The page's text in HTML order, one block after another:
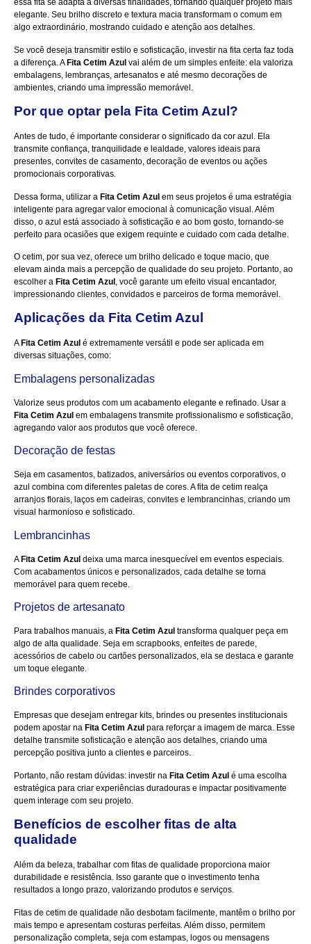
essa fita se adapta a diversas finalidades, tornando qualquer projeto mais
elegante. Seu brilho discreto e textura macia transformam o comum em
algo extraordinário, mostrando cuidado e atenção aos detalhes.
Se você deseja transmitir estilo e sofisticação, investir na fita certa faz toda
a diferença. AFita Cetim Azul vai além de um simples enfeite: ela valoriza
embalagens, lembranças, artesanatos e até mesmo decorações de
ambientes, criando uma impressão memorável.
Por que optar pela Fita Cetim Azul?
Antes de tudo, é importante considerar o significado da cor azul. Ela
transmite confiança, tranquilidade e lealdade, valores ideais para
presentes, convites de casamento, decoração de eventos ou ações
promocionais corporativas.
Dessa forma, utilizar a Fita Cetim Azul em seus projetos é uma estratégia
inteligente para agregar valor emocional à comunicação visual. Além
disso, o azul está associado à sofisticação e ao bom gosto, tornando-se
perfeito para ocasiões que exigem requinte e cuidado com cada detalhe.
O cetim, por sua vez, oferece um brilho delicado e toque macio, que
elevam ainda mais a percepção de qualidade do seu projeto. Portanto, ao
escolher a Fita Cetim Azul , você garante um efeito visual encantador,
impressionando clientes, convidados e parceiros de forma memorável.
Aplicações da Fita Cetim Azul
A Fita Cetim Azul é extremamente versátil e pode ser aplicada em
diversas situações, como:
Embalagens personalizadas
Valorize seus produtos com um acabamento elegante e refinado. Usar a
Fita Cetim Azul em embalagens transmite profissionalismo e sofisticação,
agregando valor aos produtos que você oferece.
Decoração de festas
Seja em casamentos, batizados, aniversários ou eventos corporativos, o
azul combina com diferentes paletas de cores. A fita de cetim realça
arranjos florais, laços em cadeiras, convites e lembrancinhas, criando um
visual harmonioso e sofisticado.
Lembrancinhas
AFita Cetim Azul deixa uma marca inesquecível em eventos especiais.
Com acabamentos únicos e personalizados, cada detalhe se torna
memorável para quem recebe.
Projetos de artesanato
Para trabalhos manuais, a Fita Cetim Azul transforma qualquer peça em
algo de alta qualidade. Seja em scrapbooks, enfeites de parede,
acessórios de cabelo ou cartões personalizados, ela se destaca e garante
um toque elegante.
Brindes corporativos
Empresas que desejam entregar kits, brindes ou presentes institucionais
podem apostar na Fita Cetim Azul para reforçar a imagem de marca. Esse
detalhe transmite sofisticação e atenção aos detalhes, criando uma
percepção positiva junto a clientes e parceiros.
Portanto, não restam dúvidas: investir na Fita Cetim Azul é uma escolha
estratégica para criar experiências duradouras e impactar positivamente
quem interage com seu projeto.
Benefícios de escolher fitas de alta
qualidade
Além da beleza, trabalhar com fitas de qualidade proporciona maior
durabilidade e resistência. Isso garante que o investimento tenha
resultados a longo prazo, valorizando produtos e serviços.
Fitas de cetim de qualidade não desbotam facilmente, mantêm o brilho por
mais tempo e apresentam costuras perfeitas. Além disso, permitem
personalização completa, seja com estampas, logos ou mensagens